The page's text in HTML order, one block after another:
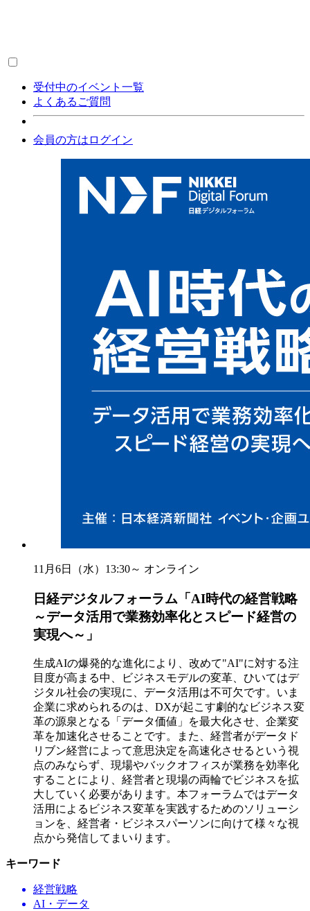
受付中のイベント一覧
よくあるご質問
会員の方はログイン
11月6日（水）13:30～ オンライン
日経デジタルフォーラム「AI時代の経営戦略
～データ活用で業務効率化とスピード経営の
実現へ～」
生成AIの爆発的な進化により、改めて"AI"に対する注
目度が高まる中、ビジネスモデルの変革、ひいてはデ
ジタル社会の実現に、データ活用は不可欠です。いま
企業に求められるのは、DXが起こす劇的なビジネス変
革の源泉となる「データ価値」を最大化させ、企業変
革を加速化させることです。また、経営者がデータド
リブン経営によって意思決定を高速化させるという視
点のみならず、現場やバックオフィスが業務を効率化
することにより、経営者と現場の両輪でビジネスを拡
大していく必要があります。本フォーラムではデータ
活用によるビジネス変革を実践するためのソリューシ
ョンを、経営者・ビジネスパーソンに向けて様々な視
点から発信してまいります。
キーワード
経営戦略
AI・データ